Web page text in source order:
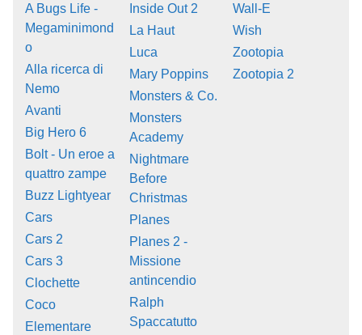
A Bugs Life -
Megaminimond
o
Alla ricerca di
Nemo
Avanti
Big Hero 6
Bolt - Un eroe a
quattro zampe
Buzz Lightyear
Cars
Cars 2
Cars 3
Clochette
Coco
Elementare
Inside Out 2
La Haut
Luca
Mary Poppins
Monsters & Co.
Monsters
Academy
Nightmare
Before
Christmas
Planes
Planes 2 -
Missione
antincendio
Ralph
Spaccatutto
Wall-E
Wish
Zootopia
Zootopia 2